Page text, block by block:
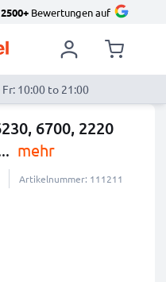
2500+Bewertungen auf
Fr: 10:00 to 21:00
6700, 2220
mehr
Artikelnummer: 111211